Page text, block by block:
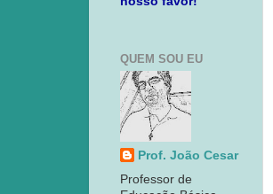
QUEM SOU EU
Prof. João Cesar
Professor de